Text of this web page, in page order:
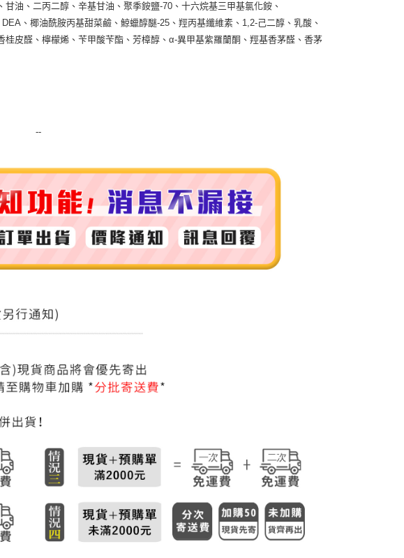
油、二丙二醇、辛基甘油、聚季銨鹽-70、十六烷基三甲基氯化銨、
、椰油酰胺丙基甜菜鹼、鯨蠟醇醚-25、羥丙基纖維素、1,2-己二醇、乳酸、
皮醛、檸檬烯、苄甲酸苄酯、芳樟醇、α-異甲基紫羅蘭酮、羥基香茅醛、香茅
--